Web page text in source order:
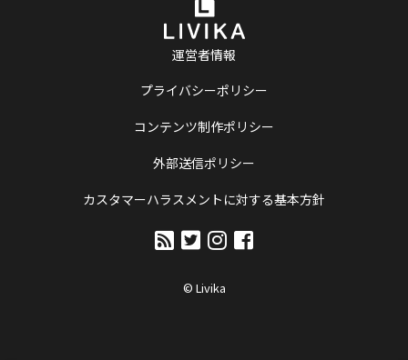
運営者情報
プライバシーポリシー
コンテンツ制作ポリシー
外部送信ポリシー
カスタマーハラスメントに対する基本方針
© Livika